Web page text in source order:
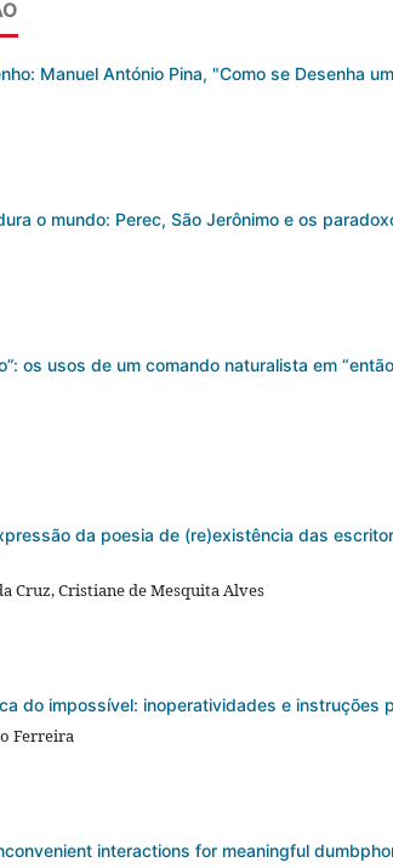
Manuel António Pina, "Como se Desenha
o mundo: Perec, São Jerônimo e os
os usos de um comando naturalista em
da poesia de (re)existência das
Cruz, Cristiane de Mesquita Alves
do impossível: inoperatividades e instruções
Ferreira
interactions for meaningful